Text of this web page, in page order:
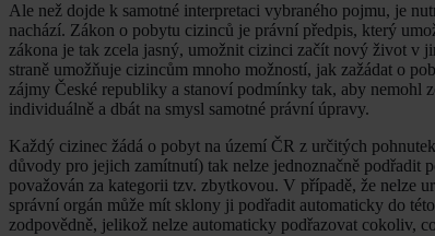
Ale než dojde k samotné interpretaci vybraného pojmu, je
nachází. Zákon o pobytu cizinců je právní předpis, který
zákona je tak zcela jasný, umožnit cizinci začít nový život v
straně umožňuje cizincům mnoho možností, jak zažádat o
zájmy České republiky a stanoví podmínky tak, aby nemohl
individuálně a dbát na smysl samotné právní úpravy.
Každý cizinec žádá o pobyt na území ČR z určitých
důvody pro jejich zamítnutí) tak nelze jednoznačně podřadit
považován za kategorii tzv. zbytkovou. V případě, že nelze
správní orgán může mít sklony ji podřadit automaticky do
zodpovědně, jelikož nelze automaticky podřazovat cokoliv,